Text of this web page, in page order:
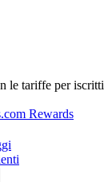
le tariffe per iscritti
Rewards